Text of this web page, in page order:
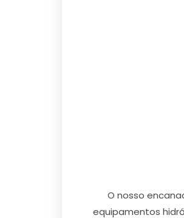
O nosso
equipamentos